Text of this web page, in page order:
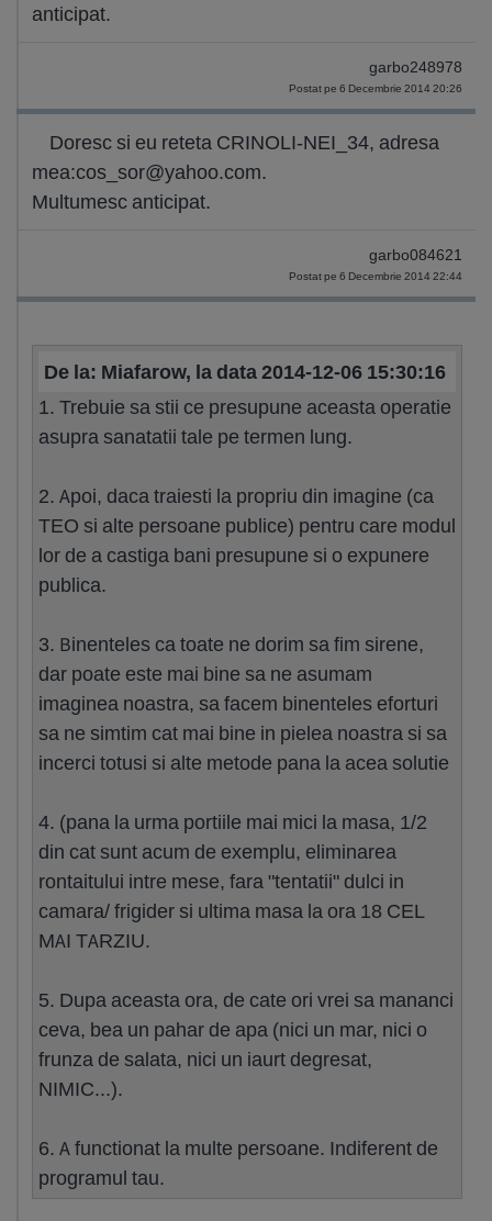
anticipat.
garbo248978
Postat pe 6 Decembrie 2014 20:26
Doresc si eu reteta CRINOLI-NEI_34, adresa
mea:cos_sor@yahoo.com.
Multumesc anticipat.
garbo084621
Postat pe 6 Decembrie 2014 22:44
De la: Miafarow, la data 2014-12-06 15:30:16
1. Trebuie sa stii ce presupune aceasta operatie
asupra sanatatii tale pe termen lung.
2. Apoi, daca traiesti la propriu din imagine (ca
TEO si alte persoane publice) pentru care modul
lor de a castiga bani presupune si o expunere
publica.
3. Binenteles ca toate ne dorim sa fim sirene,
dar poate este mai bine sa ne asumam
imaginea noastra, sa facem binenteles eforturi
sa ne simtim cat mai bine in pielea noastra si sa
incerci totusi si alte metode pana la acea solutie
4. (pana la urma portiile mai mici la masa, 1/2
din cat sunt acum de exemplu, eliminarea
rontaitului intre mese, fara "tentatii" dulci in
camara/ frigider si ultima masa la ora 18 CEL
MAI TARZIU.
5. Dupa aceasta ora, de cate ori vrei sa mananci
ceva, bea un pahar de apa (nici un mar, nici o
frunza de salata, nici un iaurt degresat,
NIMIC...).
6. A functionat la multe persoane. Indiferent de
programul tau.